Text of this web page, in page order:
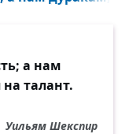
а нам
на талант.
Уильям Шекспир